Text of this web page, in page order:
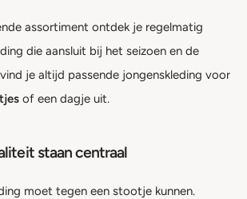
assortiment ontdek je regelmatig
die aansluit bij het seizoen en de
je altijd passende jongenskleding voor
of een dagje uit.
staan centraal
moet tegen een stootje kunnen.